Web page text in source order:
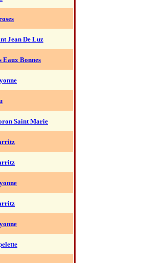
Jean De Luz
Eaux Bonnes
Saint Marie